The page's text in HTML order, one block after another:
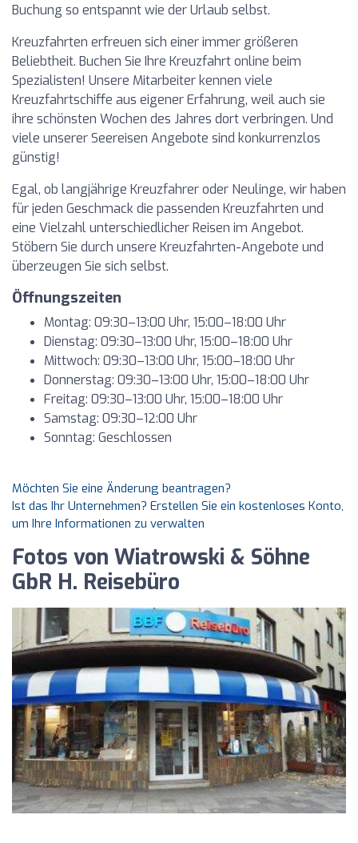
Buchung so entspannt wie der Urlaub selbst.
Kreuzfahrten erfreuen sich einer immer größeren
Beliebtheit. Buchen Sie Ihre Kreuzfahrt online beim
Spezialisten! Unsere Mitarbeiter kennen viele
Kreuzfahrtschiffe aus eigener Erfahrung, weil auch sie
ihre schönsten Wochen des Jahres dort verbringen. Und
viele unserer Seereisen Angebote sind konkurrenzlos
günstig!
Egal, ob langjährige Kreuzfahrer oder Neulinge, wir haben
für jeden Geschmack die passenden Kreuzfahrten und
eine Vielzahl unterschiedlicher Reisen im Angebot.
Stöbern Sie durch unsere Kreuzfahrten-Angebote und
überzeugen Sie sich selbst.
Öffnungszeiten
Montag: 09:30–13:00 Uhr, 15:00–18:00 Uhr
Dienstag: 09:30–13:00 Uhr, 15:00–18:00 Uhr
Mittwoch: 09:30–13:00 Uhr, 15:00–18:00 Uhr
Donnerstag: 09:30–13:00 Uhr, 15:00–18:00 Uhr
Freitag: 09:30–13:00 Uhr, 15:00–18:00 Uhr
Samstag: 09:30–12:00 Uhr
Sonntag: Geschlossen
Möchten Sie eine Änderung beantragen?
Ist das Ihr Unternehmen? Erstellen Sie ein kostenloses Konto,
um Ihre Informationen zu verwalten
Fotos von Wiatrowski & Söhne
GbR H. Reisebüro